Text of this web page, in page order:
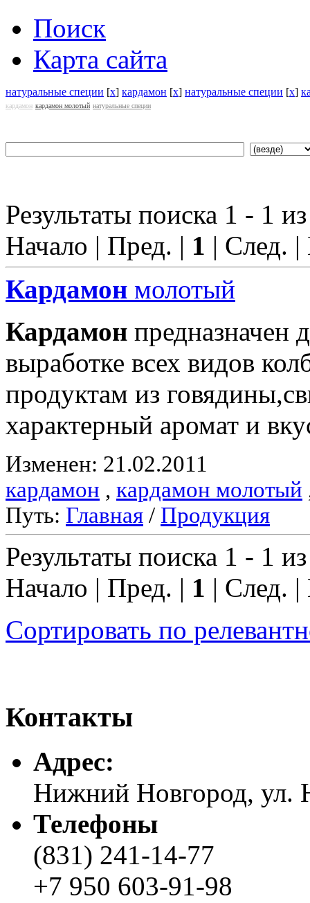
Поиск
Карта сайта
натуральные специи [x] кардамон [x] натуральные специи [x]
кардамон кардамон молотый натуральные специи
Результаты поиска 1 - 1
Начало | Пред. | 1 | След.
Кардамон молотый
Кардамон предназначен
выработке всех видов
продуктам из
характерный аромат и
Изменен: 21.02.2011
кардамон , кардамон молотый
Путь: Главная / Продукция
Результаты поиска 1 - 1
Начало | Пред. | 1 | След.
Сортировать по
Контакты
Адреc:
Нижний Новгород, ул.
Телефоны
(831) 241-14-77
+7 950 603-91-98